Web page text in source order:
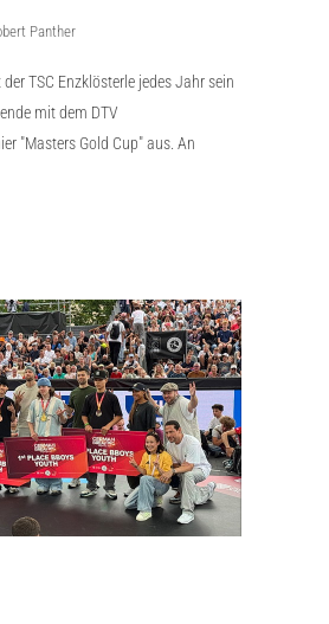
Panther
TSC Enzklösterle jedes Jahr sein
mit dem DTV
"Masters Gold Cup" aus. An